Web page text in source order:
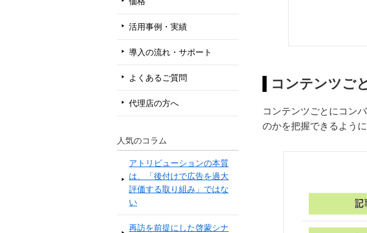
活用事例・実績
導入の流れ・サポート
よくあるご質問
代理店の方へ
人気のコラム
アトリビューションの本質
は、「後付けで広告を過大
評価する取り組み」ではな
い
再訪を前提にした啓蒙シナ
コンテンツご
コンテンツごとにコン
のかを把握できるように